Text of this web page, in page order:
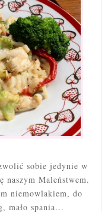
sobie jedynie w
naszym Maleństwem.
niemowlakiem, do
mało spania...